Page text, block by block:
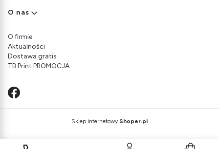
O nas
O firmie
Aktualności
Dostawa gratis
TB Print PROMOCJA
Sklep internetowy Shoper.pl
Produkty